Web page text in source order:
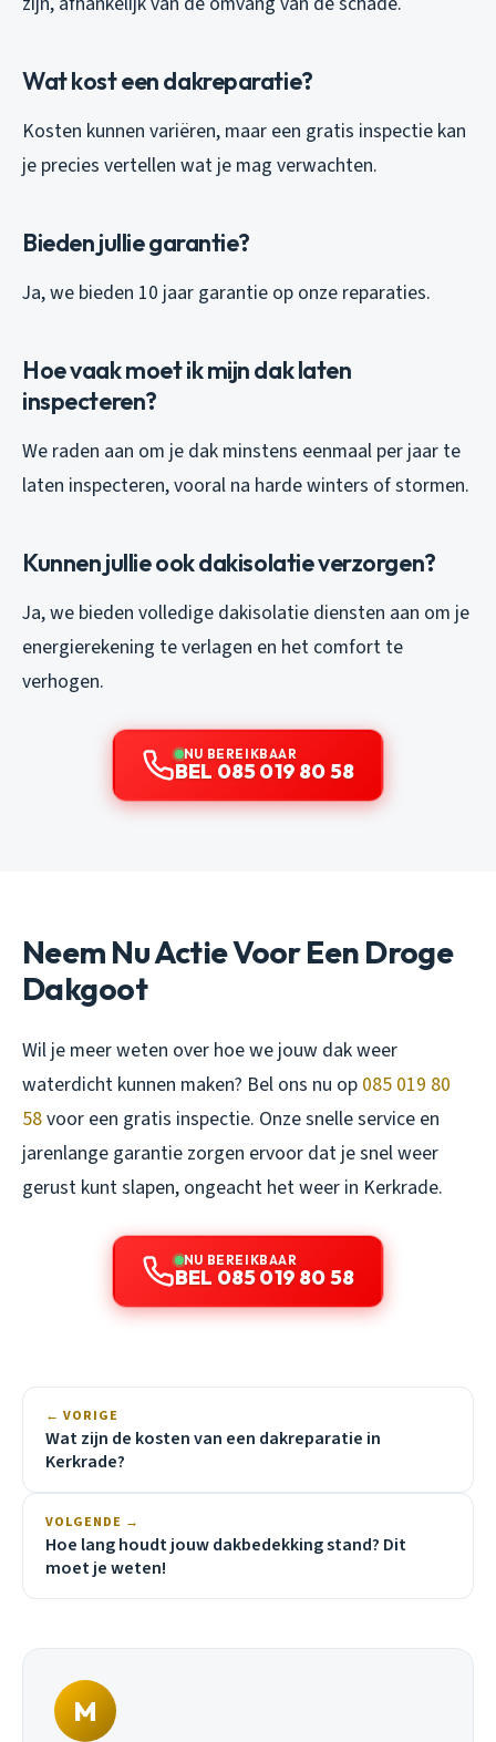
Wat kost een dakreparatie?
Kosten kunnen variëren, maar een gratis inspectie kan
je precies vertellen wat je mag verwachten.
Bieden jullie garantie?
Ja, we bieden 10 jaar garantie op onze reparaties.
Hoe vaak moet ik mijn dak laten
inspecteren?
We raden aan om je dak minstens eenmaal per jaar te
laten inspecteren, vooral na harde winters of stormen.
Kunnen jullie ook dakisolatie verzorgen?
Ja, we bieden volledige dakisolatie diensten aan om je
energierekening te verlagen en het comfort te
verhogen.
NU BEREIKBAAR
BEL 085 019 80 58
Neem Nu Actie Voor Een Droge
Dakgoot
Wil je meer weten over hoe we jouw dak weer
waterdicht kunnen maken? Bel ons nu op 085 019 80
58voor een gratis inspectie. Onze snelle service en
jarenlange garantie zorgen ervoor dat je snel weer
gerust kunt slapen, ongeacht het weer in Kerkrade.
NU BEREIKBAAR
BEL 085 019 80 58
← VORIGE
Wat zijn de kosten van een dakreparatie in
Kerkrade?
VOLGENDE →
Hoe lang houdt jouw dakbedekking stand? Dit
moet je weten!
M